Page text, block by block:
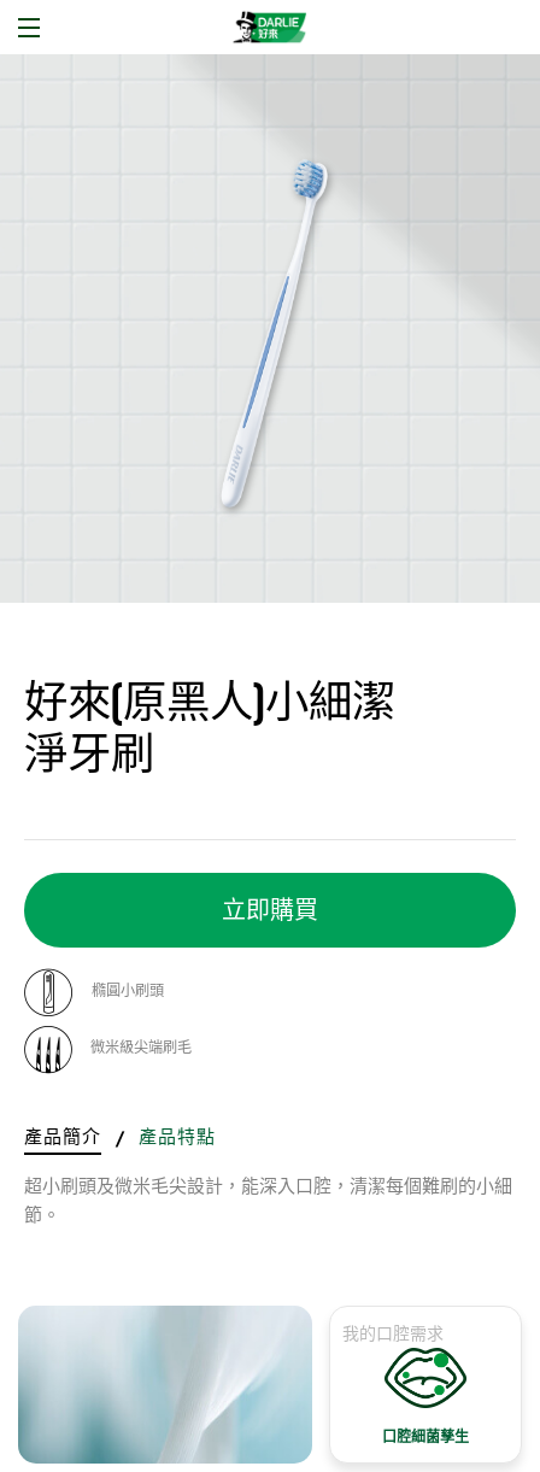
好來(原黑人)小細潔
淨牙刷
立即購買
橢圓小刷頭
微米級尖端刷毛
產品簡介 / 產品特點
超小刷頭及微米毛尖設計，能深入口腔，清潔每個難刷的小細
節。
我的口腔需求
口腔細菌孳生